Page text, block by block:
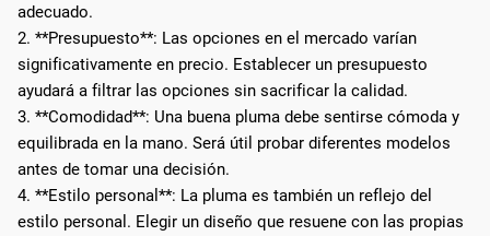
adecuado.
2. **Presupuesto**: Las opciones en el mercado varían
significativamente en precio. Establecer un presupuesto
ayudará a filtrar las opciones sin sacrificar la calidad.
3. **Comodidad**: Una buena pluma debe sentirse cómoda y
equilibrada en la mano. Será útil probar diferentes modelos
antes de tomar una decisión.
4. **Estilo personal**: La pluma es también un reflejo del
estilo personal. Elegir un diseño que resuene con las propias